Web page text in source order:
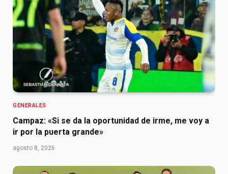
GENERALES
Campaz: «Si se da la oportunidad de irme, me voy a
ir por la puerta grande»
agosto 8, 2026